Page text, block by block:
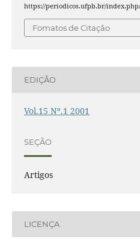
https://periodicos.ufpb.br/
Fomatos de Citação
EDIÇÃO
Vol.15 Nº.1 2001
SEÇÃO
Artigos
LICENÇA